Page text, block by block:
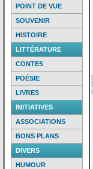
POINT DE VUE
SOUVENIR
HISTOIRE
LITTÉRATURE
CONTES
POÉSIE
LIVRES
INITIATIVES
ASSOCIATIONS
BONS PLANS
DIVERS
HUMOUR